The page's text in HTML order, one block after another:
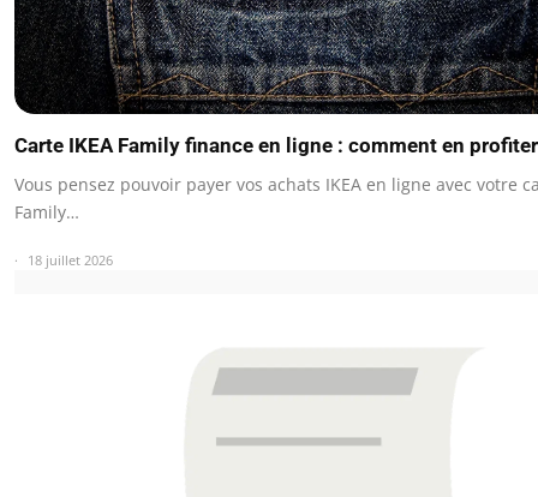
Carte IKEA Family finance en ligne : comment en
Vous pensez pouvoir payer vos achats IKEA en ligne avec votre
Family…
18 juillet 2026